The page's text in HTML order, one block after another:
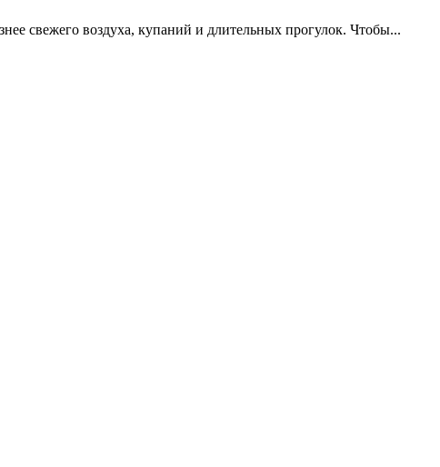
свежего воздуха, купаний и длительных прогулок. Чтобы...